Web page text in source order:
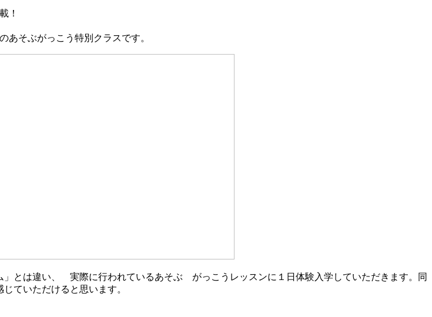
！
そぶがっこう特別クラスです。
とは違い、 実際に行われているあそぶ がっこうレッスンに１日体験入学していただきます。同
ていただけると思います。